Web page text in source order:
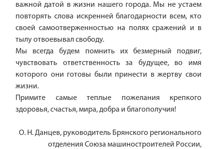
важной датой в жизни нашего города. Мы не устаем
повторять слова искренней благодарности всем, кто
своей самоотверженностью на полях сражений и в
тылу отвоевывал свободу.
Мы всегда будем помнить их безмерный подвиг,
чувствовать ответственность за будущее, во имя
которого они готовы были принести в жертву свои
жизни.
Примите самые теплые пожелания крепкого
здоровья, счастья, мира, добра и благополучия!
О. Н. Данцев, руководитель Брянского регионального
отделения Союза машиностроителей России,